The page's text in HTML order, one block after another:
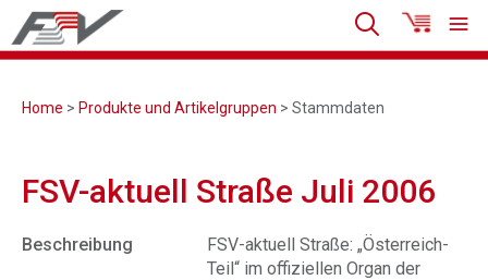
Home > Produkte und Artikelgruppen > Stammdaten
FSV-aktuell Straße Juli 2006
Beschreibung
FSV-aktuell Straße: „Österreich-
Teil“ im offiziellen Organ der